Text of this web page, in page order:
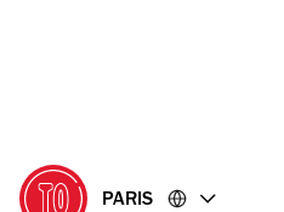
PARIS